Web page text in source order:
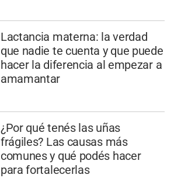
Lactancia materna: la verdad
que nadie te cuenta y que puede
hacer la diferencia al empezar a
amamantar
¿Por qué tenés las uñas
frágiles? Las causas más
comunes y qué podés hacer
para fortalecerlas